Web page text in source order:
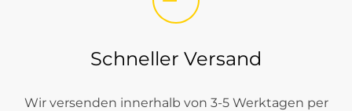
Schneller Versand
Wir versenden innerhalb von 3-5 Werktagen per